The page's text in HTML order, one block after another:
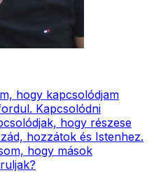
hogy kapcsolódjam
Kapcsolódni
hogy részese
hozzátok és Istenhez.
hogy mások